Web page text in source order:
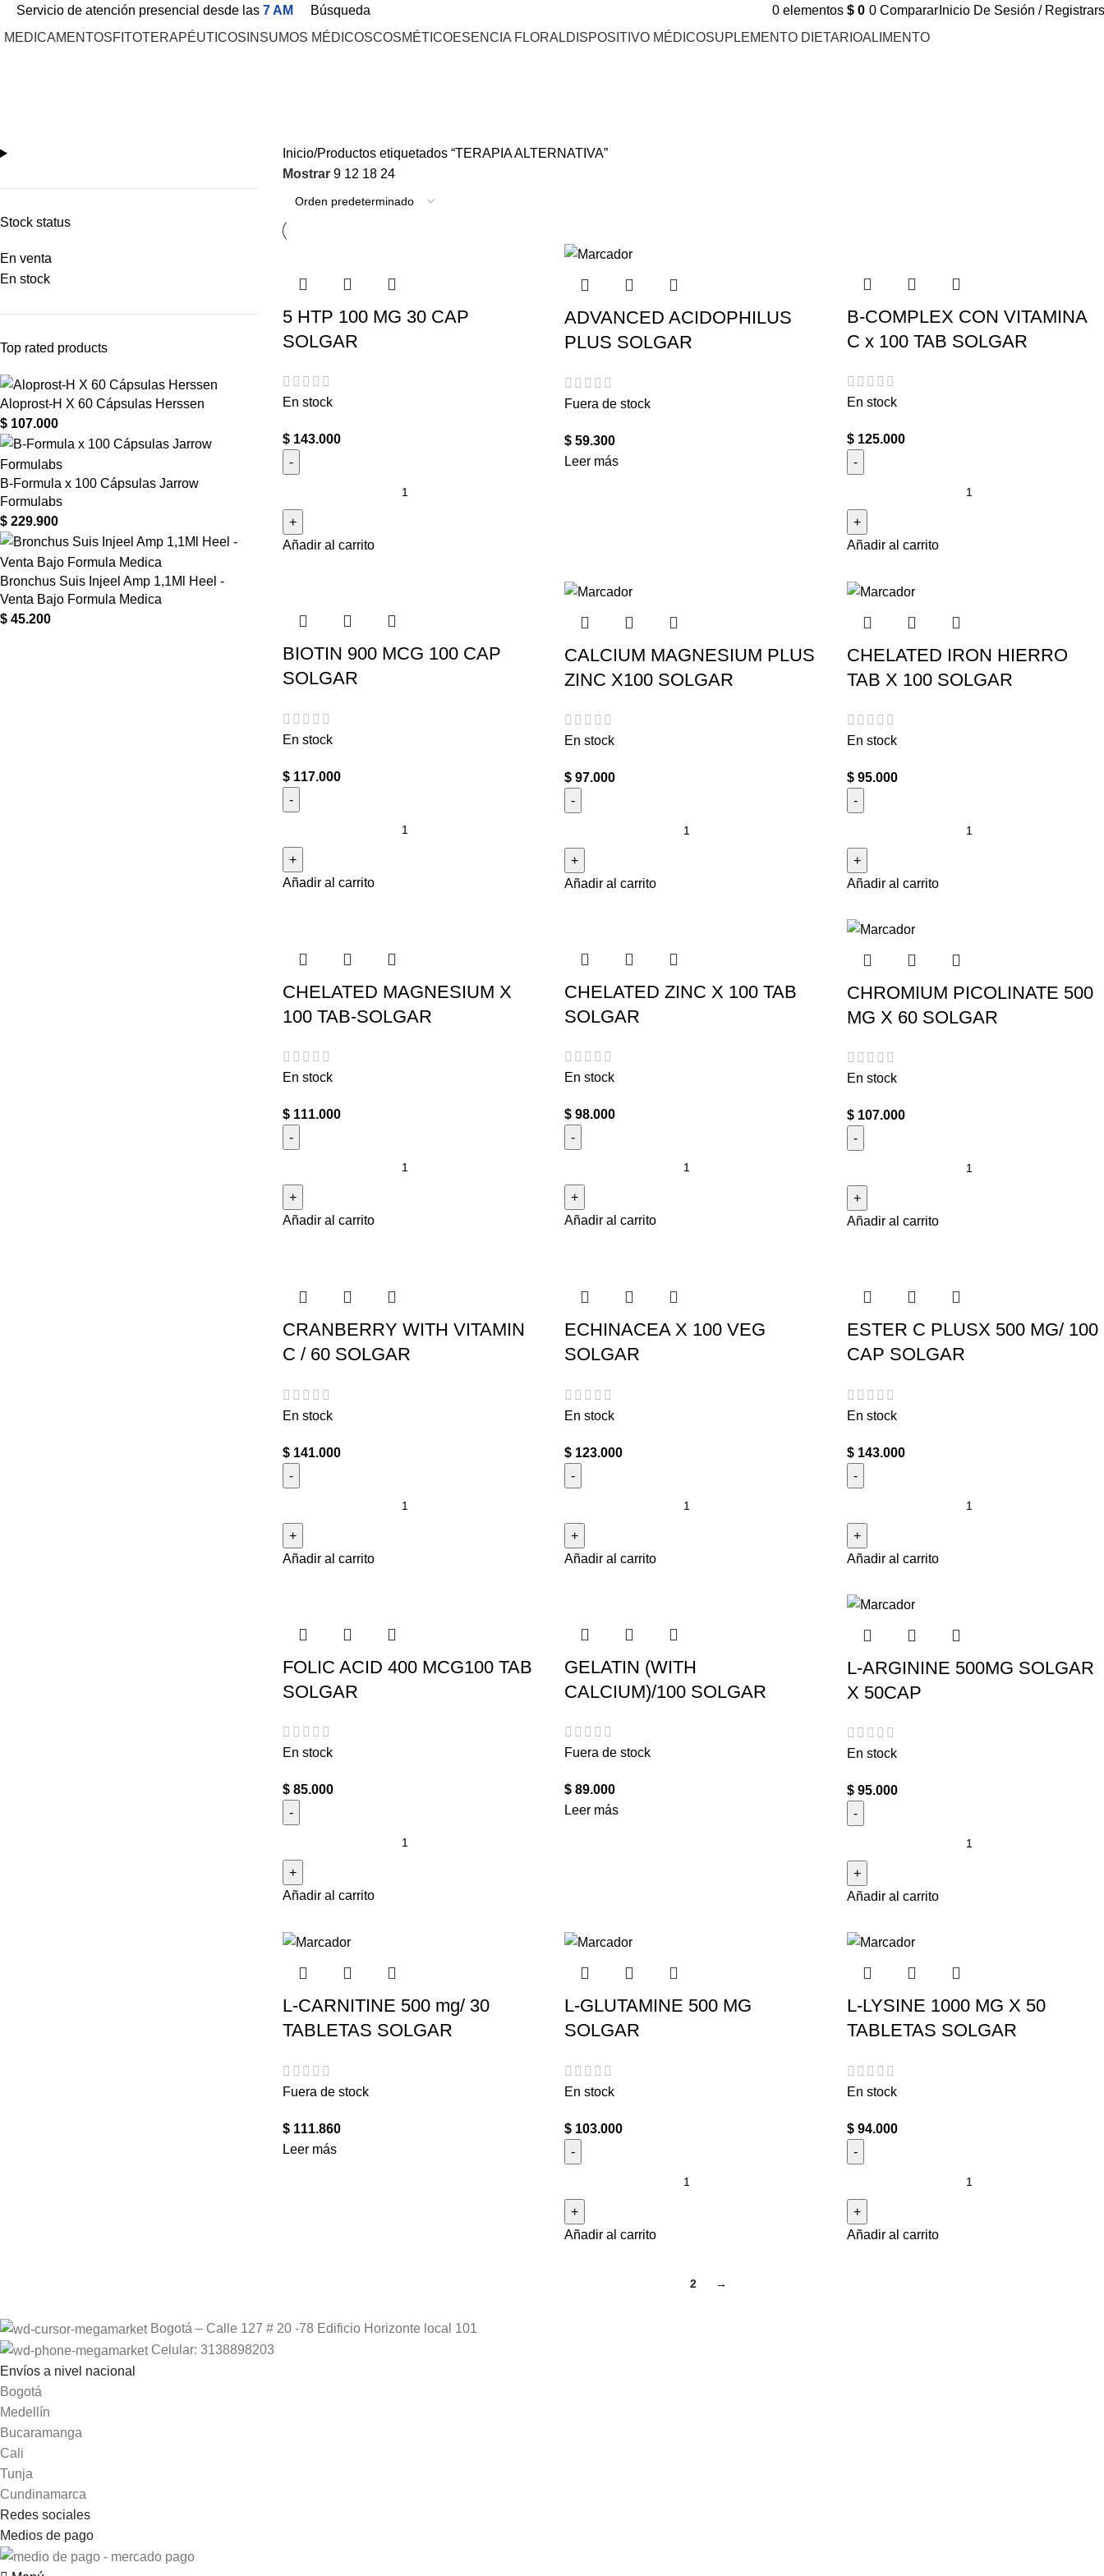
Servicio de atención presencial desde las 7 AM Búsqueda 0 elementos $ 0 0 Comparar Inicio De Sesión /
MEDICAMENTOSFITOTERAPÉUTICOS INSUMOS MÉDICOSCOSMÉTICOESENCIA FLORALDISPOSITIVO MÉDICOSUPLEMENTO DIETARIOALIMENTO
Stock status
En venta
En stock
Top rated products
Aloprost-H X 60 Cápsulas Herssen
$ 107.000
B-Formula x 100 Cápsulas Jarrow
Formulabs
$ 229.900
Bronchus Suis Injeel Amp 1,1Ml Heel -
Venta Bajo Formula Medica
$ 45.200
Inicio Productos etiquetados “TERAPIA ALTERNATIVA”
Mostrar 9 12 18 24
5 HTP 100 MG 30 CAP
SOLGAR
En stock
$143.000
Añadir al carrito
ADVANCED ACIDOPHILUS
PLUS SOLGAR
Fuera de stock
$ 59.300
Leer más
B-COMPLEX CON VITAMINA
C x 100 TAB SOLGAR
En stock
$125.000
Añadir al carrito
BIOTIN 900 MCG 100 CAP
SOLGAR
En stock
$117.000
Añadir al carrito
CALCIUM MAGNESIUM PLUS
ZINC X100 SOLGAR
En stock
$ 97.000
Añadir al carrito
CHELATED IRON HIERRO
TAB X 100 SOLGAR
En stock
$95.000
Añadir al carrito
CHELATED MAGNESIUM X
100 TAB-SOLGAR
En stock
$111.000
Añadir al carrito
CHELATED ZINC X 100 TAB
SOLGAR
En stock
$ 98.000
Añadir al carrito
CHROMIUM PICOLINATE 500
MG X 60 SOLGAR
En stock
$107.000
Añadir al carrito
CRANBERRY WITH VITAMIN
C / 60 SOLGAR
En stock
$141.000
Añadir al carrito
ECHINACEA X 100 VEG
SOLGAR
En stock
$ 123.000
Añadir al carrito
ESTER C PLUSX 500 MG/ 100
CAP SOLGAR
En stock
$143.000
Añadir al carrito
FOLIC ACID 400 MCG100 TAB
SOLGAR
En stock
$85.000
Añadir al carrito
GELATIN (WITH
CALCIUM)/100 SOLGAR
Fuera de stock
$ 89.000
Leer más
L-ARGININE 500MG SOLGAR
X 50CAP
En stock
$95.000
Añadir al carrito
L-CARNITINE 500 mg/ 30
TABLETAS SOLGAR
Fuera de stock
$111.860
Leer más
L-GLUTAMINE 500 MG
SOLGAR
En stock
$ 103.000
Añadir al carrito
L-LYSINE 1000 MG X 50
TABLETAS SOLGAR
En stock
$94.000
Añadir al carrito
2 →
Bogotá – Calle 127 # 20 -78 Edificio Horizonte local 101
Celular: 3138898203
Envíos a nivel nacional
Bogotá
Medellín
Bucaramanga
Cali
Tunja
Cundinamarca
Redes sociales
Medios de pago